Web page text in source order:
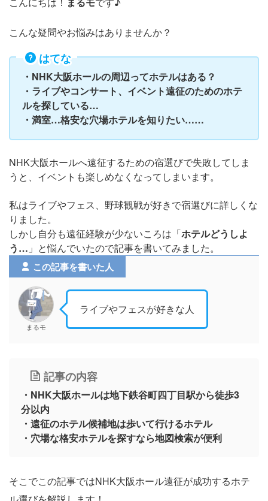
こんな疑問やお悩みはありませんか？
はてな
・NHK大阪ホールの周辺ってホテルはある？
・ライブやコンサート、イベント遠征のためのホテ
ルを探している…
・満室…格安な穴場ホテルを知りたい……
NHK大阪ホールへ遠征するための宿選びで失敗してしま
うと、イベントも楽しめなくなってしまいます。
私はライブやフェス、野球観戦が好きで宿選びに詳しくな
りました。
しかし自分も遠征経験が少ないころは「ホテルどうしよ
う… 」と悩んでいたので記事を書いてみました。
この記事を書いた人
まるモ
ライブやフェスが好きな人
記事の内容
・NHK大阪ホールは地下鉄谷町四丁目駅から徒歩3
分以内
・遠征のホテル候補地は歩いて行けるホテル
・穴場な格安ホテルを探すなら地図検索が便利
そこでこの記事ではNHK大阪ホール遠征が成功するホテ